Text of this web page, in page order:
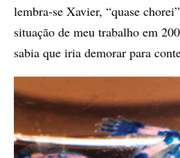
lembra-se Xavier, “quase
situação de meu trabalho em
sabia que iria demorar para